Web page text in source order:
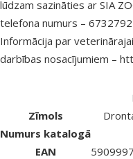
lūdzam sazināties ar SIA
telefona numurs –
Informācija par
darbības nosacījumiem –
Zīmols
Numurs katalogā
EAN